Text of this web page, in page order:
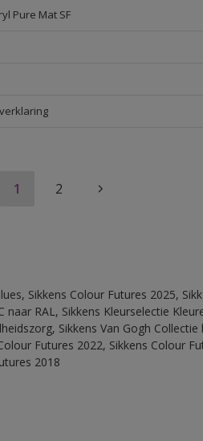
Pure Mat SF
1 2
Sikkens Colour Futures 2025,
RAL, Sikkens Kleurselectie
Sikkens Van Gogh
Futures 2022, Sikkens Colour
2018